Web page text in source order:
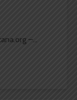
–...